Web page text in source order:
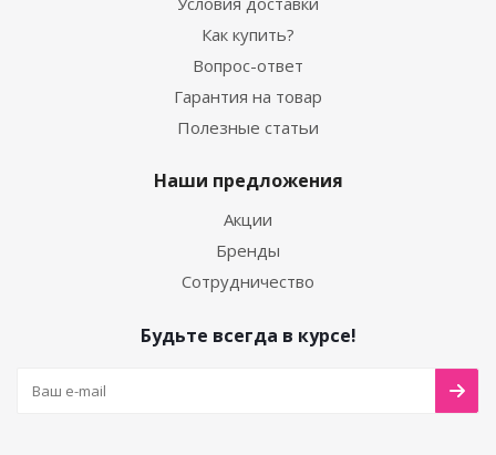
Как купить?
Вопрос-ответ
Гарантия на товар
Полезные статьи
Наши предложения
Акции
Бренды
Сотрудничество
Будьте всегда в курсе!